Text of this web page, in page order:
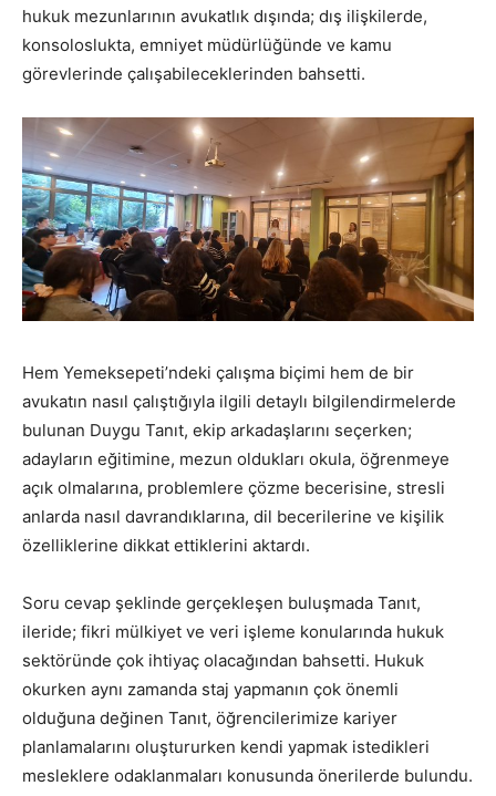
hukuk mezunlarının avukatlık dışında; dış ilişkilerde,
konsoloslukta, emniyet müdürlüğünde ve kamu
görevlerinde çalışabileceklerinden bahsetti.
Hem Yemeksepeti’ndeki çalışma biçimi hem de bir
avukatın nasıl çalıştığıyla ilgili detaylı bilgilendirmelerde
bulunan Duygu Tanıt, ekip arkadaşlarını seçerken;
adayların eğitimine, mezun oldukları okula, öğrenmeye
açık olmalarına, problemlere çözme becerisine, stresli
anlarda nasıl davrandıklarına, dil becerilerine ve kişilik
özelliklerine dikkat ettiklerini aktardı.
Soru cevap şeklinde gerçekleşen buluşmada Tanıt,
ileride; fikri mülkiyet ve veri işleme konularında hukuk
sektöründe çok ihtiyaç olacağından bahsetti. Hukuk
okurken aynı zamanda staj yapmanın çok önemli
olduğuna değinen Tanıt, öğrencilerimize kariyer
planlamalarını oluştururken kendi yapmak istedikleri
mesleklere odaklanmaları konusunda önerilerde bulundu.